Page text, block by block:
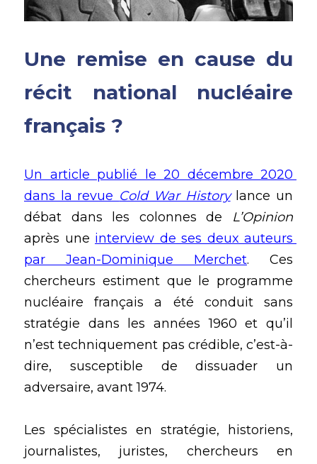
Une remise en cause du
récit national nucléaire
français ?
Un article publié le 20 décembre 2020
dans la revue Cold War History lance un
débat dans les colonnes de L’Opinion
après une interview de ses deux auteurs
par Jean-Dominique Merchet. Ces
chercheurs estiment que le programme
nucléaire français a été conduit sans
stratégie dans les années 1960 et qu’il
n’est techniquement pas crédible, c’est-à-
dire, susceptible de dissuader un
adversaire, avant 1974.
Les spécialistes en stratégie, historiens,
journalistes, juristes, chercheurs en